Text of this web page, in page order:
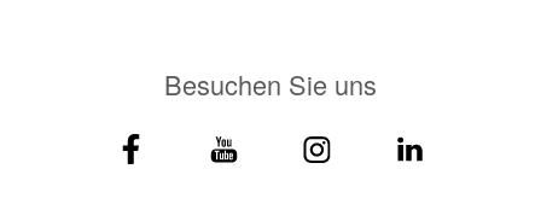
Besuchen Sie uns